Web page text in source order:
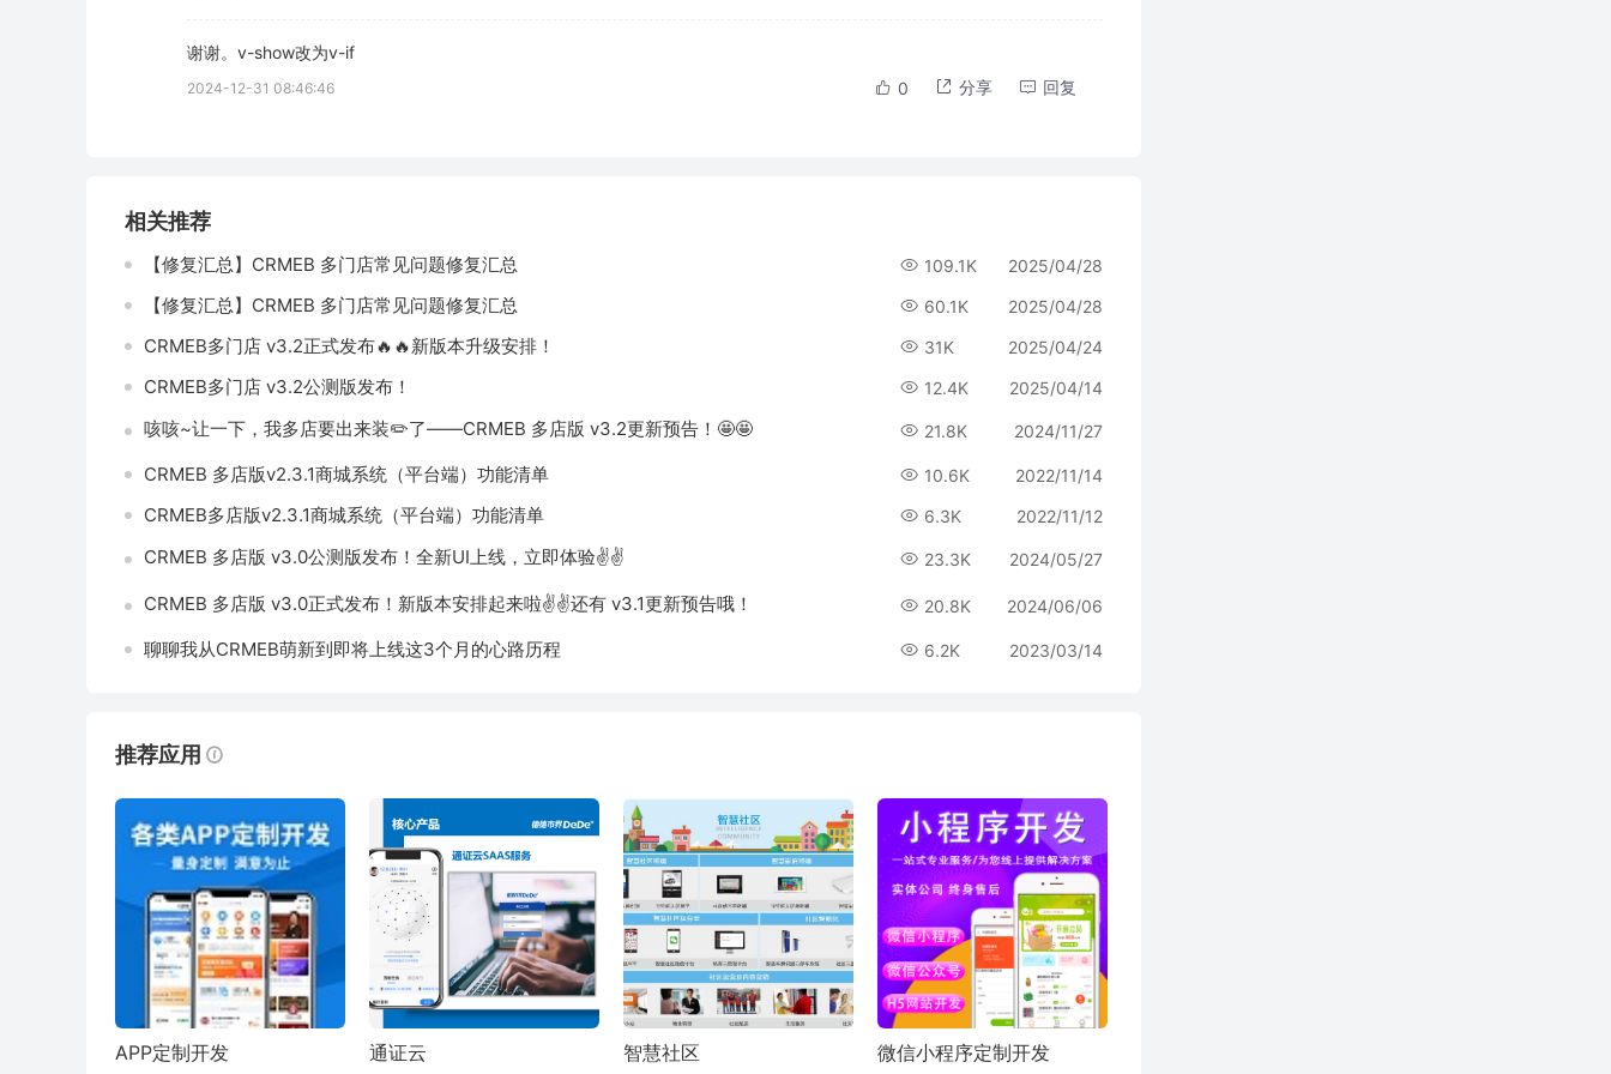
谢谢。v-show改为v-if
2024-12-31 08:46:46 0 分享 回复
相关推荐
【修复汇总】CRMEB 多门店常见问题修复汇总 109.1K 2025/04/28
【修复汇总】CRMEB 多门店常见问题修复汇总 60.1K 2025/04/28
CRMEB多门店 v3.2正式发布🔥🔥新版本升级安排！ 31K 2025/04/24
CRMEB多门店 v3.2公测版发布！ 12.4K 2025/04/14
咳咳~让一下，我多店要出来装✏️了——CRMEB 多店版 v3.2更新预告！🤩🤩 21.8K 2024/11/27
CRMEB 多店版v2.3.1商城系统（平台端）功能清单 10.6K 2022/11/14
CRMEB多店版v2.3.1商城系统（平台端）功能清单 6.3K 2022/11/12
CRMEB 多店版 v3.0公测版发布！全新UI上线，立即体验✌✌ 23.3K 2024/05/27
CRMEB 多店版 v3.0正式发布！新版本安排起来啦✌✌还有 v3.1更新预告哦！ 20.8K 2024/06/06
聊聊我从CRMEB萌新到即将上线这3个月的心路历程 6.2K 2023/03/14
推荐应用
APP定制开发 通证云 智慧社区 微信小程序定制开发